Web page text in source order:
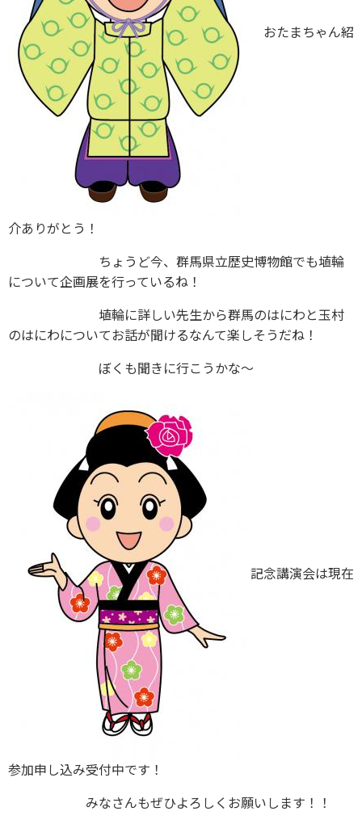
おたまちゃん紹
介ありがとう！
ちょうど今、群馬県立歴史博物館でも埴輪
について企画展を行っているね！
埴輪に詳しい先生から群馬のはにわと玉村
のはにわについてお話が聞けるなんて楽しそうだね！
ぼくも聞きに行こうかな～
記念講演会は現在
参加申し込み受付中です！
みなさんもぜひよろしくお願いします！！